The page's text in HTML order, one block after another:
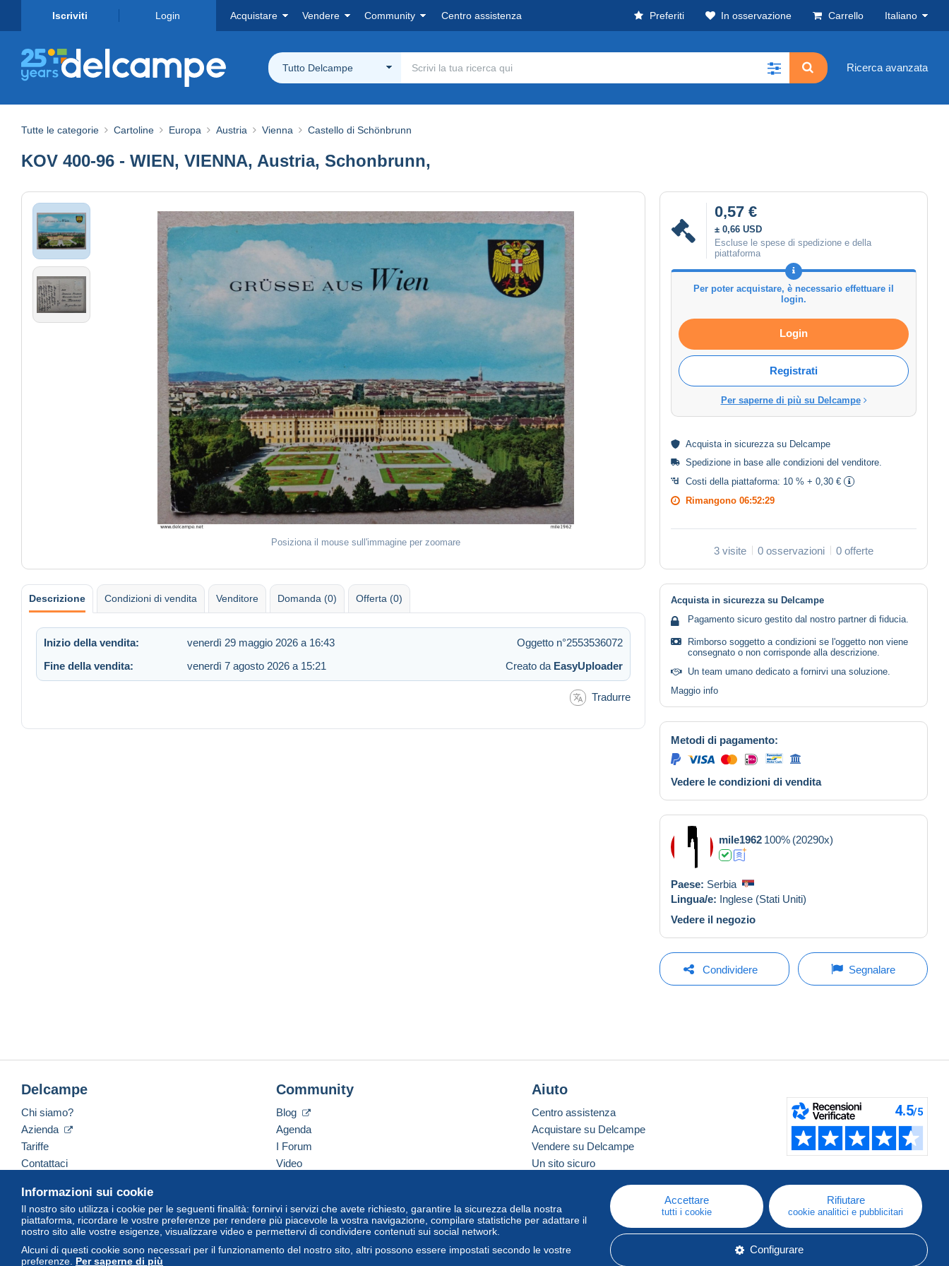
Iscriviti Login Acquistare Vendere Community Centro assistenza Preferiti In osservazione Carrello Italiano
Tutto Delcampe Ricerca avanzata
Tutte le categorie Cartoline Europa Austria Vienna Castello di Schönbrunn
KOV 400-96 - WIEN, VIENNA, Austria, Schonbrunn,
Posiziona il mouse sull'immagine per zoomare
0,57 €
± 0,66 USD
Escluse le spese di spedizione e della
piattaforma
Per poter acquistare, è necessario effettuare il
login.
Login
Registrati
Per saperne di più su Delcampe
Acquista in sicurezza su Delcampe
Spedizione in base alle condizioni del venditore
Costi della piattaforma: 10 % + 0,30 €
Rimangono 06:52:29
3 visite 0 osservazioni 0 offerte
Descrizione Condizioni di vendita Venditore Domanda (0) Offerta (0)
Inizio della vendita: venerdì 29 maggio 2026 a 16:43
Oggetto n°2553536072
Fine della vendita:
venerdì 7 agosto 2026 a 15:21 Creato da EasyUploader
Tradurre
Acquista in sicurezza su Delcampe
Pagamento sicuro gestito dal nostro partner di fiducia.
Rimborso soggetto a condizioni se l'oggetto non viene
consegnato o non corrisponde alla descrizione.
Un team umano dedicato a fornirvi una soluzione.
Maggio info
Metodi di pagamento:
Vedere le condizioni di vendita
mile1962 100% (20290x)
Paese: Serbia
Lingua/e: Inglese (Stati Uniti)
Vedere il negozio
Condividere Segnalare
Informazioni sui cookie
Il nostro sito utilizza i cookie per le seguenti finalità: fornirvi i servizi che avete richiesto, garantire la sicurezza della nostra
piattaforma, ricordare le vostre preferenze per rendere più piacevole la vostra navigazione, compilare statistiche per adattare il
nostro sito alle vostre esigenze, visualizzare video e permettervi di condividere contenuti sui social network.
Alcuni di questi cookie sono necessari per il funzionamento del nostro sito, altri possono essere impostati secondo le vostre
preferenze. Per saperne di più
Accettare
tutti i cookie
Rifiutare
cookie analitici e pubblicitari
Configurare
Delcampe
Chi siamo?
Azienda
Tariffe
Contattaci
Community
Blog
Agenda
I Forum
Video
Aiuto
Centro assistenza
Acquistare su Delcampe
Vendere su Delcampe
Un sito sicuro
Italiano USD America/Indiana/Vevay Versione standard
© Delcampe International Srl. Tutti i diritti riservati.